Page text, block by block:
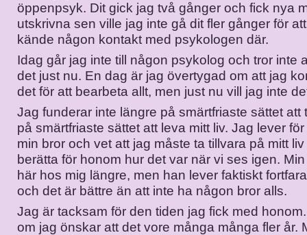
öppenpsyk. Dit gick jag två gånger och fick nya
utskrivna sen ville jag inte gå dit fler gånger för
kände någon kontakt med psykologen där.
Idag går jag inte till någon psykolog och tror inte
det just nu. En dag är jag övertygad om att jag
det för att bearbeta allt, men just nu vill jag inte
Jag funderar inte längre på smärtfriaste sättet att
på smärtfriaste sättet att leva mitt liv. Jag lever
min bror och vet att jag måste ta tillvara på mitt
berätta för honom hur det var när vi ses igen.
här hos mig längre, men han lever faktiskt
och det är bättre än att inte ha någon bror alls.
Jag är tacksam för den tiden jag fick med
om jag önskar att det vore många många fler år.